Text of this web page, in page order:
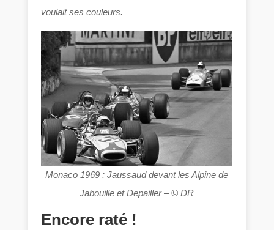
voulait ses couleurs.
Monaco 1969 : Jaussaud devant les Alpine de
Jabouille et Depailler – © DR
Encore raté !